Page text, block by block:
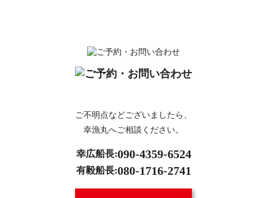
ご不明点などございましたら、
幸漁丸へご相談ください。
幸広船長:090-4359-6524
有毅船長:080-1716-2741